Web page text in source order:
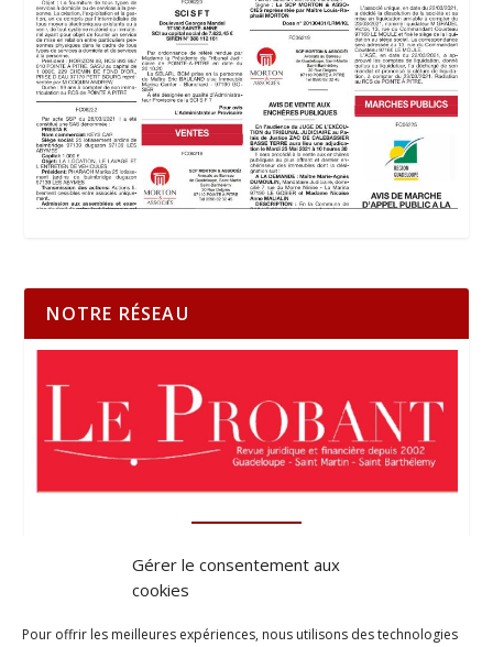
Gérer le consentement aux
cookies
Pour offrir les meilleures expériences, nous utilisons des technologies
NOTRE RÉSEAU